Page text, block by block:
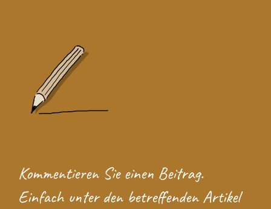
Kommentieren Sie einen Beitrag.
Einfach unter den betreffenden Artikel